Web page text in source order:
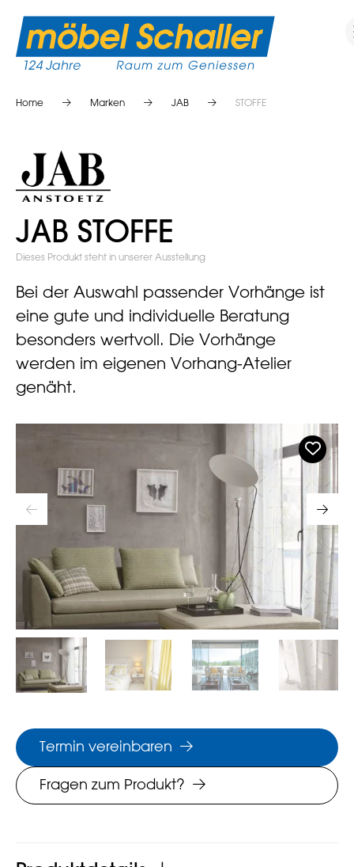
Home Marken JAB STOFFE
JAB STOFFE
Dieses Produkt steht in unserer Ausstellung
Bei der Auswahl passender Vorhänge ist
eine gute und individuelle Beratung
besonders wertvoll. Die Vorhänge
werden im eigenen Vorhang-Atelier
genäht.
Termin vereinbaren
Fragen zum Produkt?